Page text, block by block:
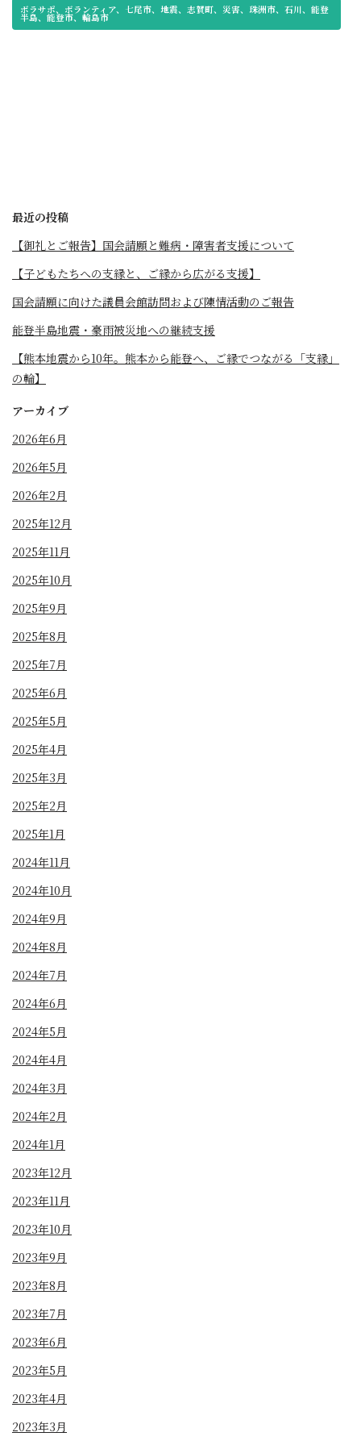
ボラサポ、ボランティア、七尾市、地震、志賀町、災害、珠洲市、石川、能登
半島、能登市、輪島市
最近の投稿
【御礼とご報告】国会請願と難病・障害者支援について
【子どもたちへの支縁と、ご縁から広がる支援】
国会請願に向けた議員会館訪問および陳情活動のご報告
能登半島地震・豪雨被災地への継続支援
【熊本地震から10年。熊本から能登へ、ご縁でつながる「支縁」
の輪】
アーカイブ
2026年6月
2026年5月
2026年2月
2025年12月
2025年11月
2025年10月
2025年9月
2025年8月
2025年7月
2025年6月
2025年5月
2025年4月
2025年3月
2025年2月
2025年1月
2024年11月
2024年10月
2024年9月
2024年8月
2024年7月
2024年6月
2024年5月
2024年4月
2024年3月
2024年2月
2024年1月
2023年12月
2023年11月
2023年10月
2023年9月
2023年8月
2023年7月
2023年6月
2023年5月
2023年4月
2023年3月